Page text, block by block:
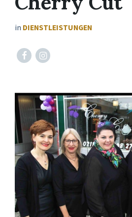
in DIENSTLEISTUNGEN
FacebookInstagram